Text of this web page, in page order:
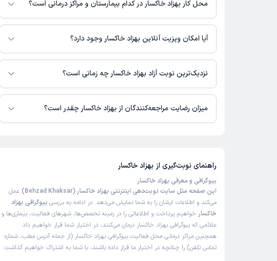
این پزشک را پیشنهاد میکنم
زمان انتظار:
یا سلام و احترام.بنده بیمار آقای دکتر بودم در زمینه دیسک گردن و کمر
حرکات درمانی دردم خیلی زیاد کاهش پیدا کرد و در حال حاضر خیلی
خوبم.
کاربر دکترتو 1404/06/09
این پزشک را پیشنهاد میکنم
زمان انتظار:0-15 دقیقه
عالی هستن در این مدت که دخترمو بردم پیششون بهبودی زیادی رو
دیدم توصیه میکنم برای کاردرمانی حتما پیش ایشون برید👌
محل کار بهزاد خاکسار در کدام بیمارستان و مراکز درمانی است؟
اطلاعاتی درباره محل فعالیت بهزاد خاکسار در مراکز درمانی در دسترس نیست.
آیا امکان ویزیت آنلاین بهزاد خاکسار وجود دارد؟
در حال حاضر اطلاعاتی درباره ارائه ویزیت آنلاین توسط بهزاد خاکسار در دسترس نیست.
برای دریافت اطلاعات دقیق‌تر، لطفاً با مطب تماس بگیرید.
نزدیک‌ترین نوبت آزاد بهزاد خاکسار چه زمانی است؟
زمان نوبت‌دهی و پذیرش بیماران با هماهنگی مطب مشخص می‌شود.
میزان رضایت مراجعه‌کنندگان از بهزاد خاکسار چقدر است؟
راهنمای نوبت‌گیری از بهزاد خاکسار
بیوگرافی و معرفی بهزاد خاکسار
این صفحه مثل سایت نوبت‌دهی اینترنتی بهزاد خاکسار (Behzad Khaksar)
عمل
می‌کند و اطلاعات ایشان را به شما نمایش می‌دهد. در ادامه به بررسی بیوگرافی بهزاد
خاکسار خواهیم پرداخت و اطلاعاتی را در زمینه تخصص‌ها، شهرهای فعالیت، بیماری‌ها و
علائمی که بیوگرافی بهزاد خاکسار درمان می‌کنند، در اختیار شما قرار خواهیم داد.
همچنین مراکز درمانی محل فعالیت بیوگرافی بهزاد خاکسار (از جمله آدرس مطب، شماره
تماس تلفن) را چنانچه در اختیار ما قرار داده باشند، با شما به اشتراک خواهیم گذاشت.